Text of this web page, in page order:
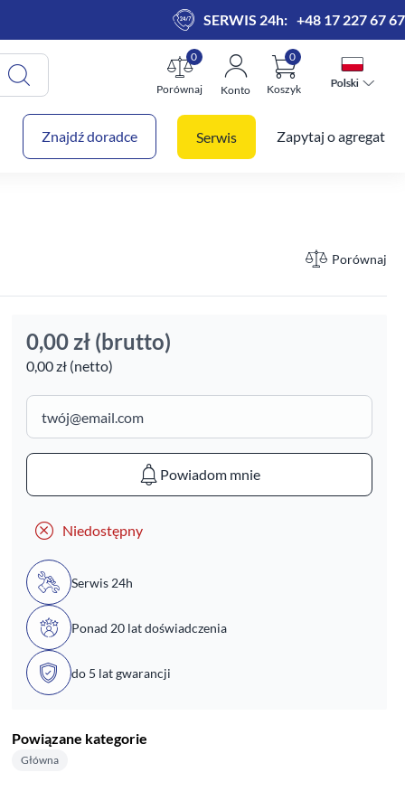
SERWIS 24h: +48 17 227 67 67
Porównaj
0
Konto Koszyk
0
Polski
Polski
Znajdź doradce Serwis Zapytaj o agregat
Porównaj
0,00 zł (brutto)
0,00 zł (netto)
Powiadom mnie
Niedostępny
Serwis 24h
Ponad 20 lat doświadczenia
do 5 lat gwarancji
Powiązane kategorie
Główna